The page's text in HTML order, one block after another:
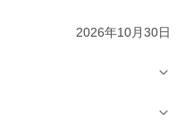
2026年10月30日